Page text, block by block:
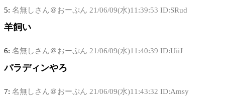
5: 名無しさん＠おーぷん 21/06/09(水)11:39:53 ID:SRud
羊飼い
6: 名無しさん＠おーぷん 21/06/09(水)11:40:39 ID:UiiJ
パラディンやろ
7: 名無しさん＠おーぷん 21/06/09(水)11:43:32 ID:Amsy